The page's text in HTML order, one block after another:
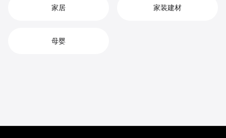
家居 家装建材
母婴